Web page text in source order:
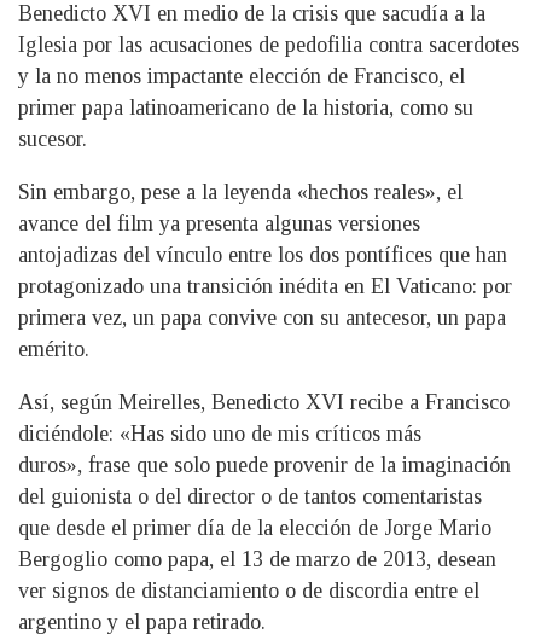
Benedicto XVI en medio de la crisis que sacudía a la
Iglesia por las acusaciones de pedofilia contra sacerdotes
y la no menos impactante elección de Francisco, el
primer papa latinoamericano de la historia, como su
sucesor.
Sin embargo, pese a la leyenda «hechos reales», el
avance del film ya presenta algunas versiones
antojadizas del vínculo entre los dos pontífices que han
protagonizado una transición inédita en El Vaticano: por
primera vez, un papa convive con su antecesor, un papa
emérito.
Así, según Meirelles, Benedicto XVI recibe a Francisco
diciéndole: «Has sido uno de mis críticos más
duros», frase que solo puede provenir de la imaginación
del guionista o del director o de tantos comentaristas
que desde el primer día de la elección de Jorge Mario
Bergoglio como papa, el 13 de marzo de 2013, desean
ver signos de distanciamiento o de discordia entre el
argentino y el papa retirado.